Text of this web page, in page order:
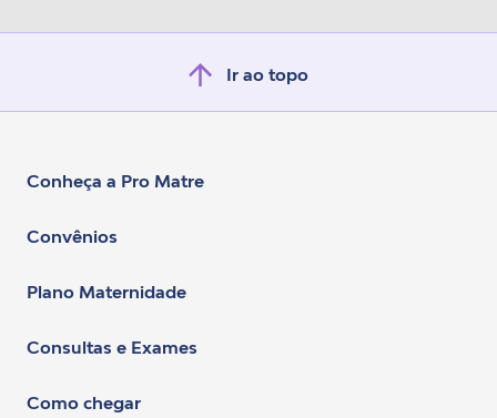
Ir ao topo
Conheça a Pro Matre
Convênios
Plano Maternidade
Consultas e Exames
Como chegar